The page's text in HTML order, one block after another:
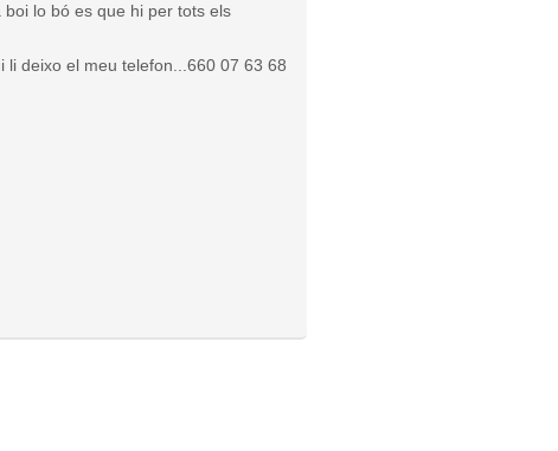
lo bó es que hi per tots els
deixo el meu telefon...660 07 63 68